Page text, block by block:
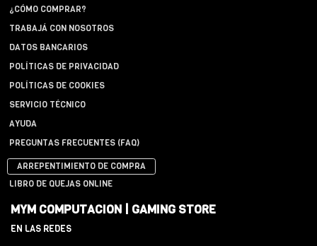
¿CÓMO COMPRAR?
TRABAJÁ CON NOSOTROS
DATOS BANCARIOS
POLÍTICAS DE PRIVACIDAD
POLÍTICAS DE COOKIES
SERVICIO TÉCNICO
AYUDA
PREGUNTAS FRECUENTES (FAQ)
ARREPENTIMIENTO DE COMPRA
LIBRO DE QUEJAS ONLINE
MYM COMPUTACION | GAMING STORE
EN LAS REDES